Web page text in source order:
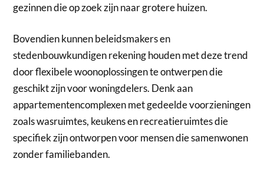
gezinnen die op zoek zijn naar grotere huizen.
Bovendien kunnen beleidsmakers en
stedenbouwkundigen rekening houden met deze trend
door flexibele woonoplossingen te ontwerpen die
geschikt zijn voor woningdelers. Denk aan
appartementencomplexen met gedeelde voorzieningen
zoals wasruimtes, keukens en recreatieruimtes die
specifiek zijn ontworpen voor mensen die samenwonen
zonder familiebanden.